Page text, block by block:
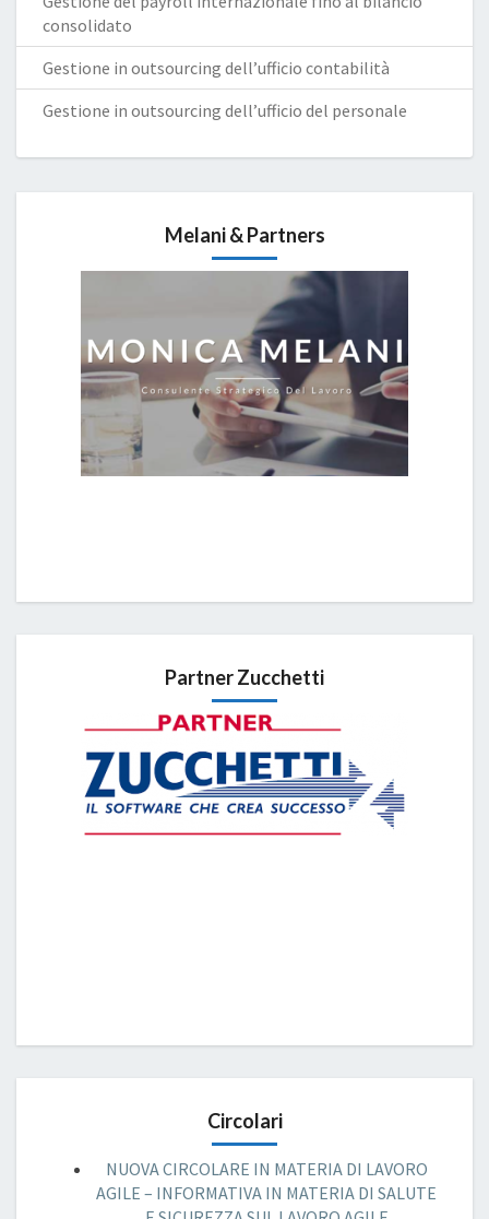
consolidato
Gestione in outsourcing dell’ufficio contabilità
Gestione in outsourcing dell’ufficio del personale
Melani & Partners
Partner Zucchetti
Circolari
NUOVA CIRCOLARE IN MATERIA DI LAVORO
AGILE – INFORMATIVA IN MATERIA DI SALUTE